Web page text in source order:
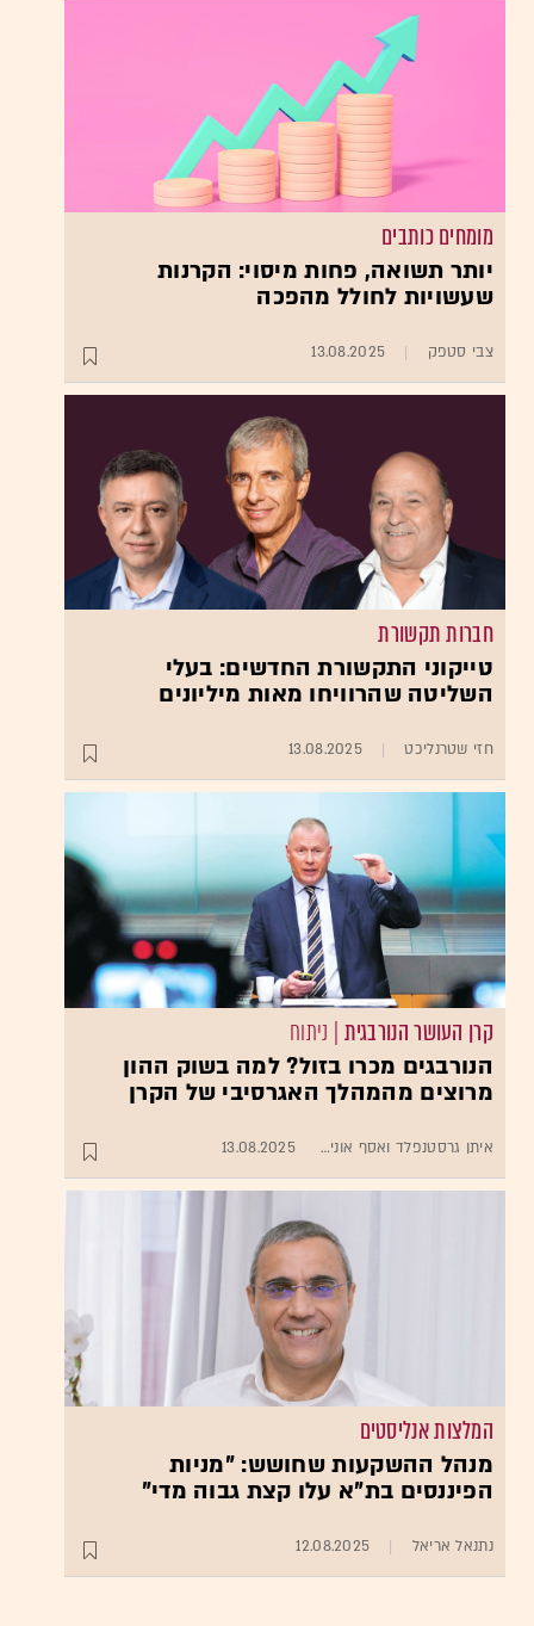
מומחים כותבים
יותר תשואה, פחות מיסוי: הקרנות
שעשויות לחולל מהפכה
צבי סטפק 13.08.2025
חברות תקשורת
טייקוני התקשורת החדשים: בעלי
השליטה שהרוויחו מאות מיליונים
חזי שטרנליכט 13.08.2025
קרן העושר הנורבגית | ניתוח
הנורבגים מכרו בזול? למה בשוק ההון
מרוצים מהמהלך האגרסיבי של הקרן
איתן גרסטנפלד ואסף אוני 13.08.2025
המלצות אנליסטים
מנהל ההשקעות שחושש: "מניות
הפיננסים בת"א עלו קצת גבוה מדי"
נתנאל אריאל 12.08.2025